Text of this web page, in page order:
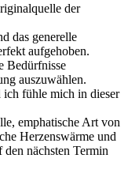
der
das generelle
aufgehoben.
Bedürfnisse
auszuwählen.
ich fühle mich in dieser
emphatische Art von
Herzenswärme und
nächsten Termin